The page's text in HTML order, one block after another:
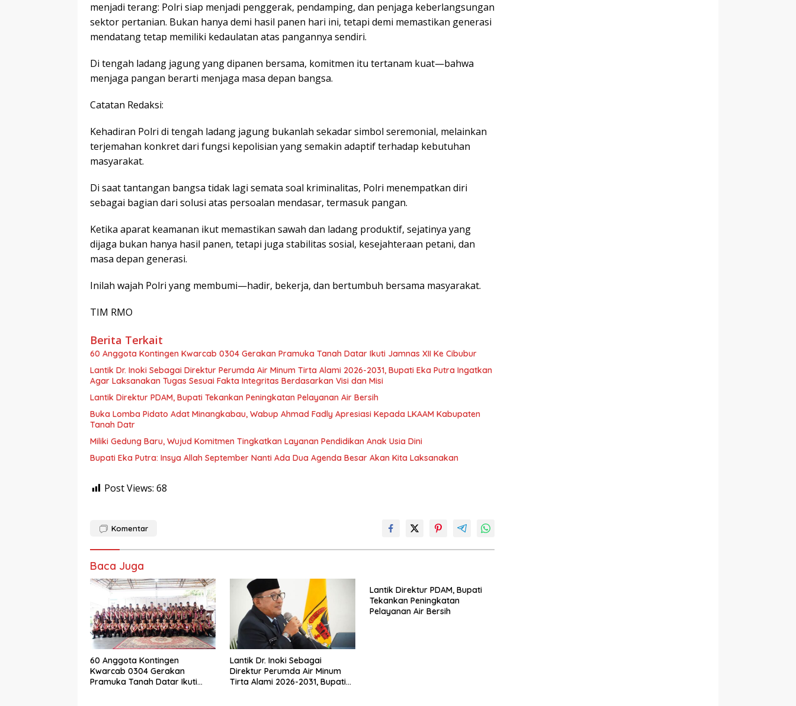
menjadi terang: Polri siap menjadi penggerak, pendamping, dan penjaga keberlangsungan
sektor pertanian. Bukan hanya demi hasil panen hari ini, tetapi demi memastikan generasi
mendatang tetap memiliki kedaulatan atas pangannya sendiri.
Di tengah ladang jagung yang dipanen bersama, komitmen itu tertanam kuat—bahwa
menjaga pangan berarti menjaga masa depan bangsa.
Catatan Redaksi:
Kehadiran Polri di tengah ladang jagung bukanlah sekadar simbol seremonial, melainkan
terjemahan konkret dari fungsi kepolisian yang semakin adaptif terhadap kebutuhan
masyarakat.
Di saat tantangan bangsa tidak lagi semata soal kriminalitas, Polri menempatkan diri
sebagai bagian dari solusi atas persoalan mendasar, termasuk pangan.
Ketika aparat keamanan ikut memastikan sawah dan ladang produktif, sejatinya yang
dijaga bukan hanya hasil panen, tetapi juga stabilitas sosial, kesejahteraan petani, dan
masa depan generasi.
Inilah wajah Polri yang membumi—hadir, bekerja, dan bertumbuh bersama masyarakat.
TIM RMO
Berita Terkait
60 Anggota Kontingen Kwarcab 0304 Gerakan Pramuka Tanah Datar Ikuti Jamnas XII Ke Cibubur
Lantik Dr. Inoki Sebagai Direktur Perumda Air Minum Tirta Alami 2026-2031, Bupati Eka Putra Ingatkan
Agar Laksanakan Tugas Sesuai Fakta Integritas Berdasarkan Visi dan Misi
Lantik Direktur PDAM, Bupati Tekankan Peningkatan Pelayanan Air Bersih
Buka Lomba Pidato Adat Minangkabau, Wabup Ahmad Fadly Apresiasi Kepada LKAAM Kabupaten
Tanah Datr
Miliki Gedung Baru, Wujud Komitmen Tingkatkan Layanan Pendidikan Anak Usia Dini
Bupati Eka Putra: Insya Allah September Nanti Ada Dua Agenda Besar Akan Kita Laksanakan
Post Views: 68
Komentar
Baca Juga
60 Anggota Kontingen
Kwarcab 0304 Gerakan
Pramuka Tanah Datar Ikuti
Lantik Dr. Inoki Sebagai
Direktur Perumda Air Minum
Tirta Alami 2026-2031, Bupati
Lantik Direktur PDAM, Bupati
Tekankan Peningkatan
Pelayanan Air Bersih